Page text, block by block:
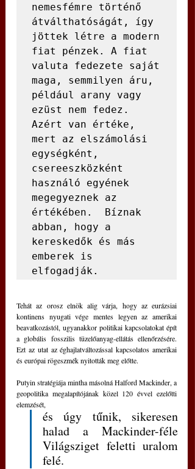
nemesfémre történő
átválthatóságát, így
jöttek létre a modern
fiat pénzek. A fiat
valuta fedezete saját
maga, semmilyen áru,
például arany vagy
ezüst nem fedez.
Azért van értéke,
mert az elszámolási
egységként,
csereeszközként
használó egyének
megegyeznek az
értékében.  Bíznak
abban, hogy a
kereskedők és más
emberek is
elfogadják.
Tehát az orosz elnök alig várja, hogy az eurázsiai
kontinens nyugati vége mentes legyen az amerikai
beavatkozástól, ugyanakkor politikai kapcsolatokat épít
a globális fosszilis tüzelőanyag-ellátás ellenőrzésére.
Ezt az utat az éghajlatváltozással kapcsolatos amerikai
és európai rögeszmék nyitották meg előtte.
Putyin stratégiája mintha másolná Halford Mackinder, a
geopolitika megalapítójának közel 120 évvel ezelőtti
elemzését,
és úgy tűnik, sikeresen
halad a Mackinder-féle
Világsziget feletti uralom
felé.